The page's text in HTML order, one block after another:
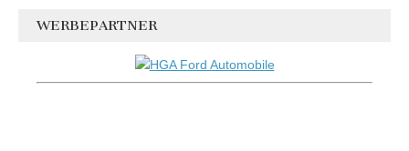
WERBEPARTNER